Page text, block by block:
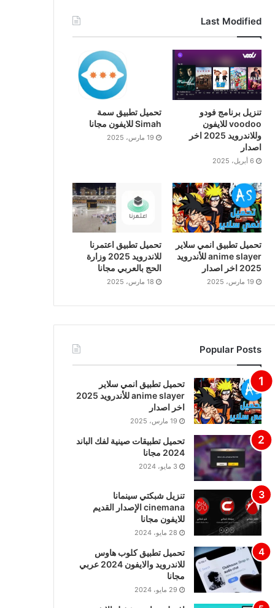
Last Modified
تنزيل برنامج فودو
voodoo للايفون
وللاندرويد 2025 اخر
اصدار
6 أبريل، 2025
تحميل تطبيق سمة
Simah للايفون مجانا
19 مارس، 2025
تحميل تطبيق انمي سلاير
anime slayer للأندرويد
2025 اخر اصدار
19 مارس، 2025
تحميل تطبيق اعتمرنا
للاندرويد 2025 وزارة
الحج بالعربي مجانا
18 مارس، 2025
Popular Posts
تحميل تطبيق انمي سلاير
anime slayer للأندرويد 2025
اخر اصدار
19 مارس، 2025
تحميل تطبيقات صينية لفك الباند
2024 مجانا
3 مايو، 2024
تنزيل شبكتي سينمانا
cinemana الإصدار القديم
للايفون مجانا
28 مايو، 2024
تحميل تطبيق كلوب هاوس
للاندرويد والايفون 2024 عربي
مجانا
29 مايو، 2024